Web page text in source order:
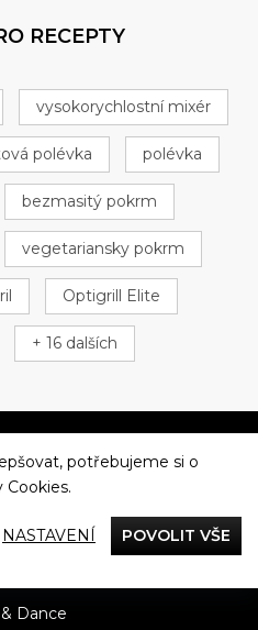
RECEPTY
vysokorychlostní mixér
polévka polévka
bezmasitý pokrm
vegetariansky pokrm
Optigrill Elite
+ 16 dalších
společně
Dance
potřebujeme si o
NASTAVENÍ POVOLIT VŠE